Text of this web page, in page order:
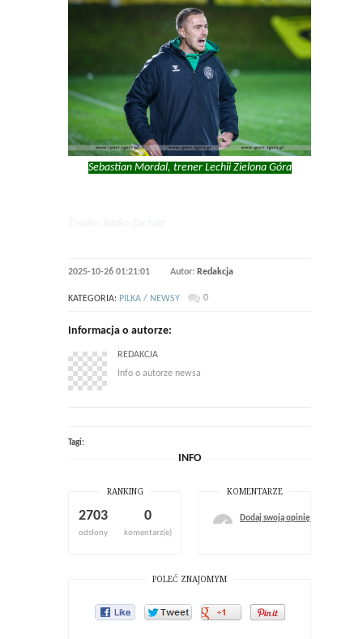
Sebastian Mordal, trener Lechii Zielona Góra
2025-10-26 01:21:01 Autor: Redakcja
KATEGORIA: PILKA / NEWSY 0
Informacja o autorze:
REDAKCJA
Info o autorze newsa
Tagi:
INFO
RANKING
2703
odsłony
0
komentarz(e)
KOMENTARZE
Dodaj swoją opinię
POLEĆ ZNAJOMYM